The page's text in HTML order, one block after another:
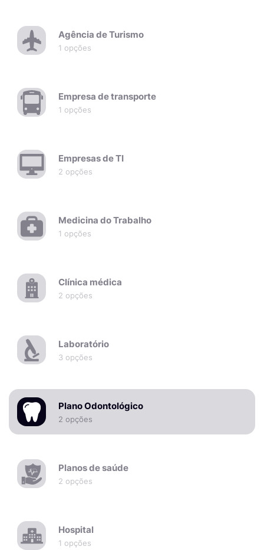
Agência de Turismo
1 opções
Empresa de transporte
1 opções
Empresas de TI
2 opções
Medicina do Trabalho
1 opções
Clínica médica
2 opções
Laboratório
3 opções
Plano Odontológico
2 opções
Planos de saúde
2 opções
Hospital
1 opções